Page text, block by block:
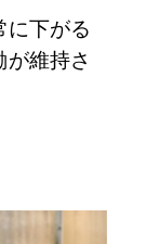
に下がる
が維持さ